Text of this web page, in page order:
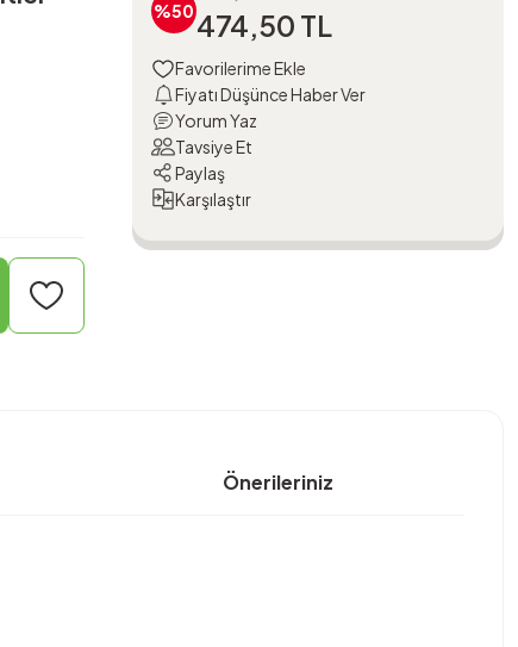
%50 474,50 TL
Fiyatı Düşünce Haber Ver
Yorum Yaz
Tavsiye Et
Paylaş
Karşılaştır
Önerileriniz